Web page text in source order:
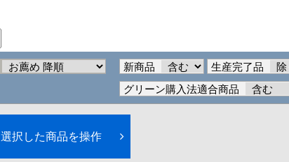
新商品 生産完了品
グリーン購入法適合商品
選択した商品を操作